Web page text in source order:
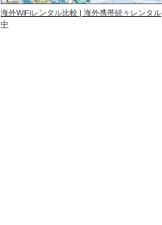
海外WiFiレンタル比較 | 海外携帯続々レンタル
中